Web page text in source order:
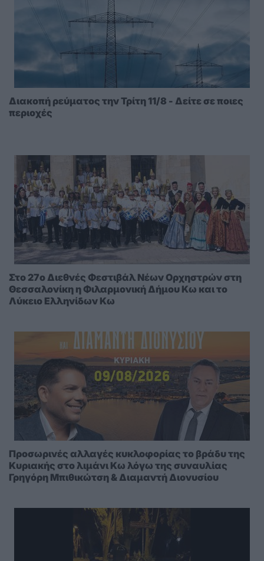
Διακοπή ρεύματος την Τρίτη 11/8 - Δείτε σε ποιες
περιοχές
Στο 27ο Διεθνές Φεστιβάλ Νέων Ορχηστρών στη
Θεσσαλονίκη η Φιλαρμονική Δήμου Κω και το
Λύκειο Ελληνίδων Κω
Προσωρινές αλλαγές κυκλοφορίας το βράδυ της
Κυριακής στο λιμάνι Κω λόγω της συναυλίας
Γρηγόρη Μπιθικώτση & Διαμαντή Διονυσίου